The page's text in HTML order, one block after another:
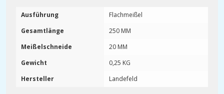
Ausführung
Flachmeißel
Gesamtlänge
250 MM
Meißelschneide
20 MM
Gewicht
0,25 KG
Hersteller
Landefeld